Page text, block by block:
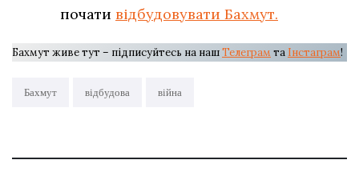
почати відбудовувати Бахмут.
Бахмут живе тут – підписуйтесь на нашТелеграм та Інстаграм!
Бахмут відбудова війна